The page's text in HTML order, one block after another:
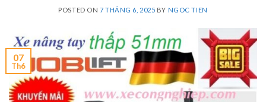
POSTED ON 7 THÁNG 6, 2025 BY NGOC TIEN
07
Th6